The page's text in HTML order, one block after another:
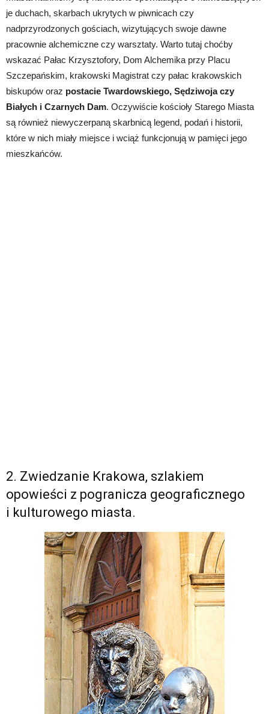
je duchach, skarbach ukrytych w piwnicach czy
nadprzyrodzonych gościach, wizytujących swoje dawne
pracownie alchemiczne czy warsztaty. Warto tutaj choćby
wskazać Pałac Krzysztofory, Dom Alchemika przy Placu
Szczepańskim, krakowski Magistrat czy pałac krakowskich
biskupów oraz postacie Twardowskiego, Sędziwoja czy
Białych i Czarnych Dam. Oczywiście kościoły Starego Miasta
są również niewyczerpaną skarbnicą legend, podań i historii,
które w nich miały miejsce i wciąż funkcjonują w pamięci jego
mieszkańców.
2. Zwiedzanie Krakowa, szlakiem
opowieści z pogranicza geograficznego
i kulturowego miasta.